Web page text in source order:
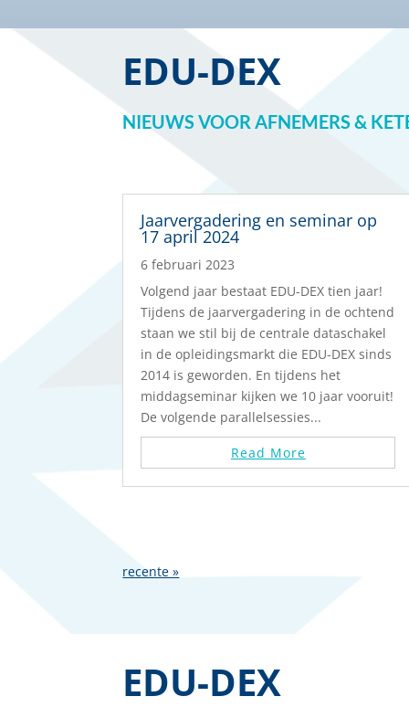
EDU-DEX
NIEUWS VOOR AFNEMERS &
Jaarvergadering en seminar op
17 april 2024
6 februari 2023
Volgend jaar bestaat EDU-DEX tien jaar!
Tijdens de jaarvergadering in de ochtend
staan we stil bij de centrale dataschakel
in de opleidingsmarkt die EDU-DEX sinds
2014 is geworden. En tijdens het
middagseminar kijken we 10 jaar vooruit!
De volgende parallelsessies...
Read More
recente »
EDU-DEX